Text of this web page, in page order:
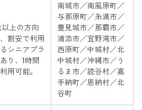
上の方向
割安で利用
シニアプラ
り、1時間
用可能。
南城市／南風原町／
与那原町／糸満市／
豊見城市／那覇市／
浦添市／宜野湾市／
西原町／中城村／北
中城村／沖縄市／う
るま市／読谷村／嘉
手納町／恩納村／北
谷町